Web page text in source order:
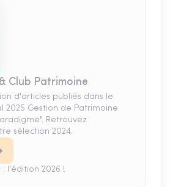
Club Patrimoine
d'articles publiés dans le
2025 Gestion de Patrimoine
Retrouvez
sélection 2024.
l'édition 2026 !